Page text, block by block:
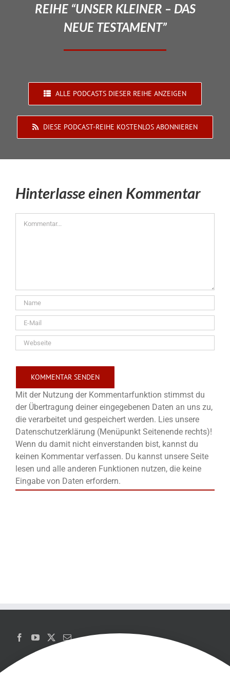
REIHE “UNSER KLEINER – DAS
NEUE TESTAMENT”
ALLE PODCASTS DIESER REIHE ANZEIGEN
DIESE PODCAST-REIHE KOSTENLOS ABONNIEREN
Hinterlasse einen Kommentar
Mit der Nutzung der Kommentarfunktion stimmst du
der Übertragung deiner eingegebenen Daten an uns zu,
die verarbeitet und gespeichert werden. Lies unsere
Datenschutzerklärung (Menüpunkt Seitenende rechts)!
Wenn du damit nicht einverstanden bist, kannst du
keinen Kommentar verfassen. Du kannst unsere Seite
lesen und alle anderen Funktionen nutzen, die keine
Eingabe von Daten erfordern.